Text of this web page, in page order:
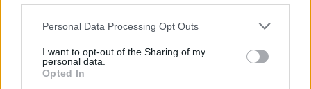
Please note that this website/app uses one or more Google
not limited to your visit or usage behaviour. You may click to
grant or deny consent to Google and its third-party tags to
use your data for below specified purposes in below Google
Personal Data Processing Opt Outs
I want to opt-out of the Sharing of my
personal data.
Opted In
Arrestati cinque agenti della polizia locale di Milano: le
accuse e i dettagli